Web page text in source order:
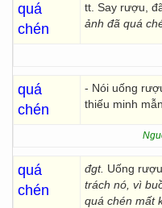
quá
chén
tt. Say rượu,
ảnh đã quá
quá
chén
- Nói uống
thiếu minh
quá
chén
đgt. Uống
trách nó, vì
quá chén mất